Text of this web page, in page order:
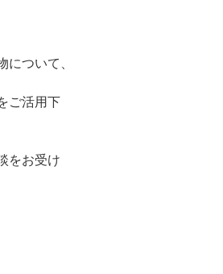
ついて、
ご活用下
をお受け